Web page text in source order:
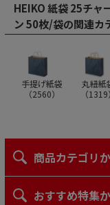
HEIKO 紙袋 25チャ
ン 50枚/袋の関連カ
手提げ紙袋
（2560）
丸紐紙
（1319）
商品カテゴリ
おすすめ特集